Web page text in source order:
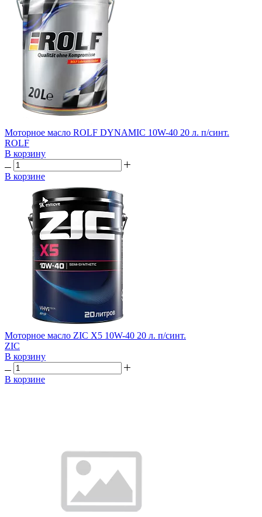
Моторное масло ROLF DYNAMIC 10W-40 20 л. п/синт.
ROLF
В корзину
В корзине
Моторное масло ZIC X5 10W-40 20 л. п/синт.
ZIC
В корзину
В корзине